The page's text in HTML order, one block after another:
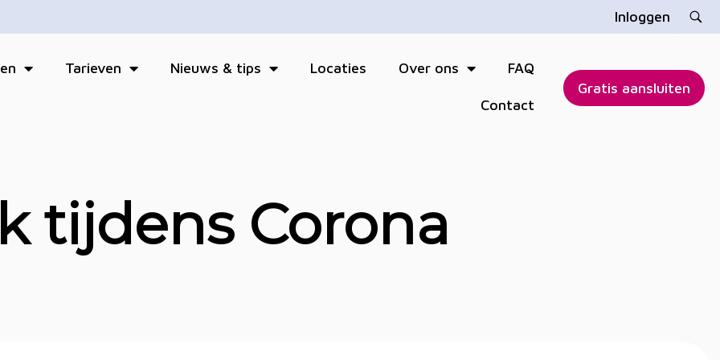
Inloggen
Tarieven Nieuws & tips Locaties Over ons FAQ
Contact
Gratis aansluiten
tijdens Corona